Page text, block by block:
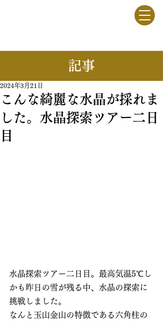
​記事
こんな綺麗な水晶が採れま
した。水晶探索ツアー二日
目
2024年3月21日
水晶探索ツアー二日目。最高気温5℃し
かも昨日の雪が残る中、水晶の探索に
挑戦しました。
なんと玉山金山の特徴である六角柱の